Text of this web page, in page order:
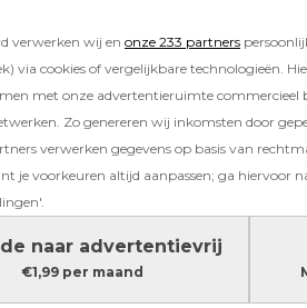
verwerken wij en onze 233 partners
via cookies of vergelijkbare technologieën.
met onze advertentieruimte commercieel
Zo genereren wij inkomsten door
verwerken gegevens op basis van
je voorkeuren altijd aanpassen; ga hiervoor
naar advertentievrij
€1,99 per maand
blijkt namelijk dat
zomer door de zon
van de Universiteit
Huidfonds, blijkt dat